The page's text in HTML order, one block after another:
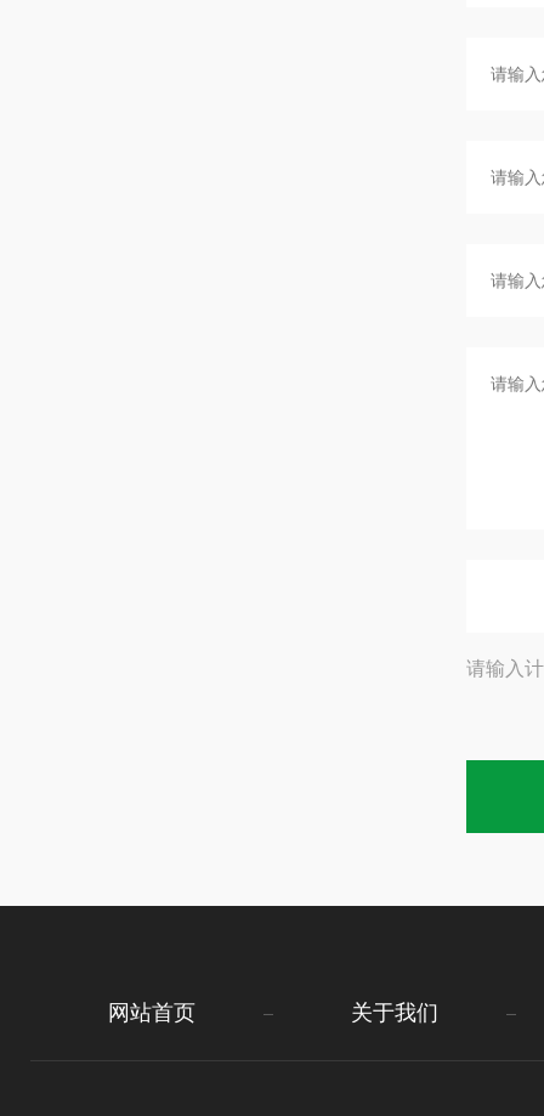
请输入
网站首页 关于我们